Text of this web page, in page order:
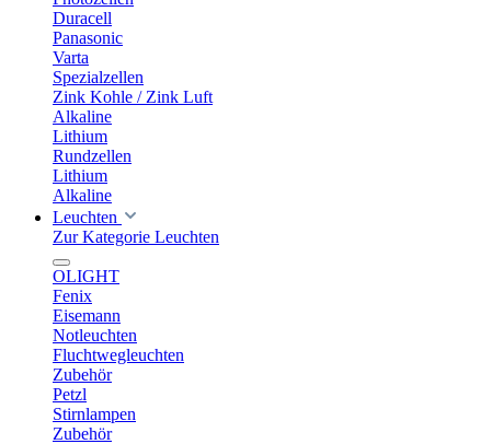
Duracell
Panasonic
Varta
Spezialzellen
Zink Kohle / Zink Luft
Alkaline
Lithium
Rundzellen
Lithium
Alkaline
Leuchten
Zur Kategorie Leuchten
OLIGHT
Fenix
Eisemann
Notleuchten
Fluchtwegleuchten
Zubehör
Petzl
Stirnlampen
Zubehör